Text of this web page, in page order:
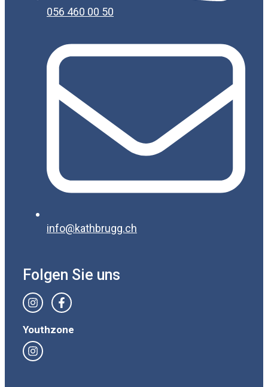
056 460 00 50
info@kathbrugg.ch
Folgen Sie uns
Youthzone